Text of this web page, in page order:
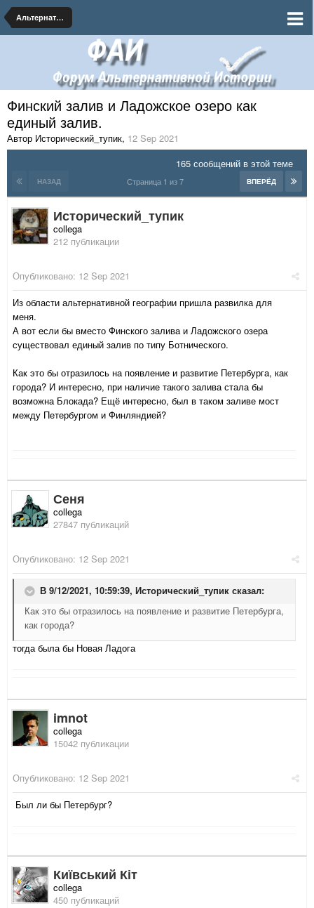
Альтернативная География
Финский залив и Ладожское озеро как
единый залив.
Автор Исторический_тупик, 12 Sep 2021
165 сообщений в этой теме
НАЗАД ВПЕРЁД
Страница 1 из 7
Исторический_тупик
collega
212 публикации
Опубликовано: 12 Sep 2021
Из области альтернативной географии пришла развилка для
меня.
А вот если бы вместо Финского залива и Ладожского озера
существовал единый залив по типу Ботнического.
Как это бы отразилось на появление и развитие Петербурга, как
города? И интересно, при наличие такого залива стала бы
возможна Блокада? Ещё интересно, был в таком заливе мост
между Петербургом и Финляндией?
Сеня
collega
27847 публикаций
Опубликовано: 12 Sep 2021
В 9/12/2021, 10:59:39, Исторический_тупик сказал:
Как это бы отразилось на появление и развитие Петербурга,
как города?
тогда была бы Новая Ладога
imnot
collega
15042 публикации
Опубликовано: 12 Sep 2021
Был ли бы Петербург?
Київський Кіт
collega
450 публикаций